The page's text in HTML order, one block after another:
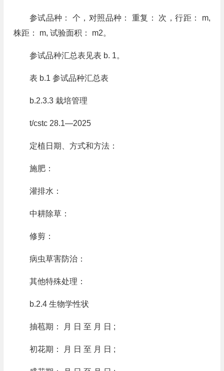
参试品种： 个，对照品种： 重复： 次，行距： m,
株距： m, 试验面积： m2。
参试品种汇总表见表 b. 1。
表 b.1 参试品种汇总表
b.2.3.3 栽培管理
t/cstc 28.1—2025
定植日期、方式和方法：
施肥：
灌排水：
中耕除草：
修剪：
病虫草害防治：
其他特殊处理：
b.2.4 生物学性状
抽苞期： 月 日 至 月 日 ;
初花期： 月 日 至 月 日 ;